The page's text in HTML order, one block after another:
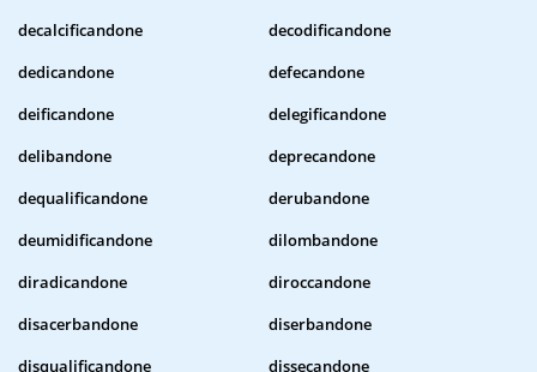
decalcificandone
decodificandone
dedicandone
defecandone
deificandone
delegificandone
delibandone
deprecandone
dequalificandone
derubandone
deumidificandone
dilombandone
diradicandone
diroccandone
disacerbandone
diserbandone
disqualificandone
dissecandone